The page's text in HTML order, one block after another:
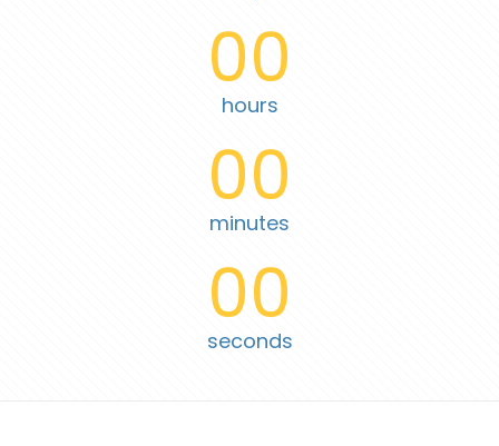
00
hours
00
minutes
00
seconds